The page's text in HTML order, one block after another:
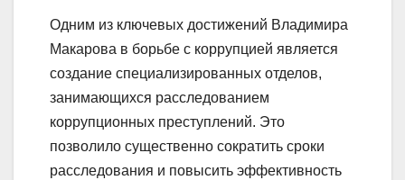
Одним из ключевых достижений Владимира
Макарова в борьбе с коррупцией является
создание специализированных отделов,
занимающихся расследованием
коррупционных преступлений. Это
позволило существенно сократить сроки
расследования и повысить эффективность